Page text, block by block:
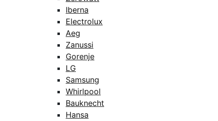
Iberna
Electrolux
Aeg
Zanussi
Gorenje
LG
Samsung
Whirlpool
Bauknecht
Hansa